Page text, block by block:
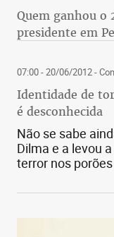
Quem ganhou o
presidente em
07:00 - 20/06/2012-
Identidade de
é desconhecida
Não se sabe
Dilma e a levou
terror nos